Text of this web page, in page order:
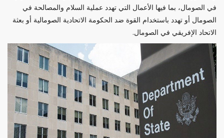
في الصومال، بما فيها الأعمال التي تهدد عملية السلام والمصالحة في
الصومال أو تهدد باستخدام القوة ضد الحكومة الاتحادية الصومالية أو بعثة
الاتحاد الإفريقي في الصومال.